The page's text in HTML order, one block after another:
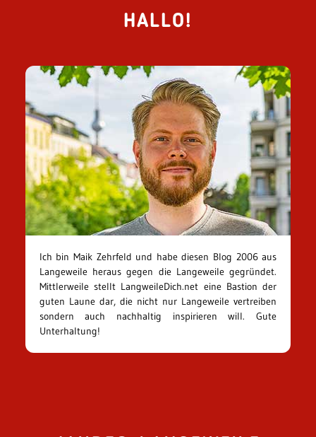
HALLO!
Ich bin Maik Zehrfeld und habe diesen Blog 2006 aus
Langeweile heraus gegen die Langeweile gegründet.
Mittlerweile stellt LangweileDich.net eine Bastion der
guten Laune dar, die nicht nur Langeweile vertreiben
sondern auch nachhaltig inspirieren will. Gute
Unterhaltung!